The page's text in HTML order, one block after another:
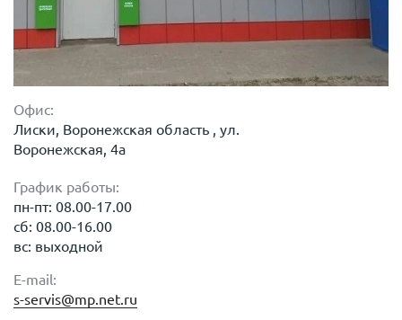
Офис:
Лиски, Воронежская область , ул.
Воронежская, 4а
График работы:
пн-пт: 08.00-17.00
сб: 08.00-16.00
вс: выходной
E-mail:
s-servis@mp.net.ru